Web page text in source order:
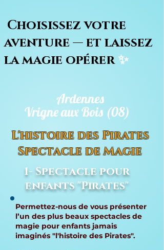
Choisissez votre
aventure — et laissez
la magie opérer✨
Vrigne aux Bois (08)
Ardennes
L'histoire des Pirates
Spectacle de Magie
1- Spectacle pour
enfants "Pirates"
Permettez-nous de vous présenter
l’un des plus beaux spectacles de
magie pour enfants jamais
imaginés "l'histoire des Pirates".